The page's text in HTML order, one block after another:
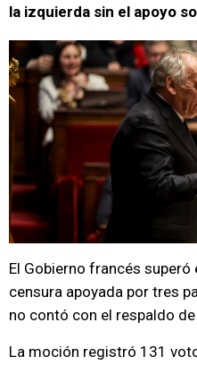
la izquierda sin el apoyo
El Gobierno francés
censura apoyada por tres
no contó con el respaldo
La moción registró 131